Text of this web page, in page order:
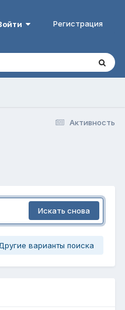
Регистрация
Активность
Искать снова
варианты поиска